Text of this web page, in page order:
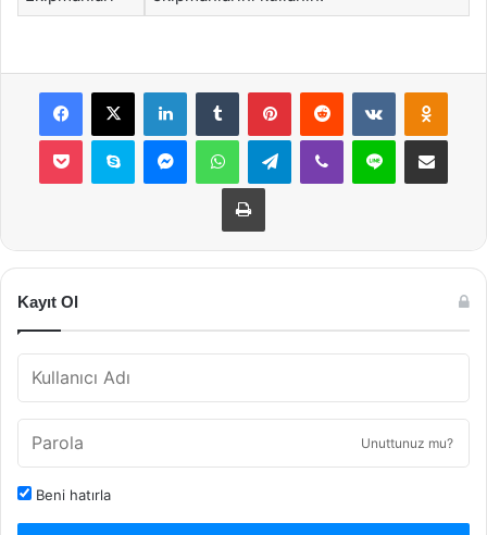
Facebook
X LinkedInTumblr PinterestReddit VKontakte
Pocket Skype MessengerWhatsAppTelegramViber Line E-Posta ile
Yazdır
Kayıt Ol
Unuttunuz mu?
Beni hatırla